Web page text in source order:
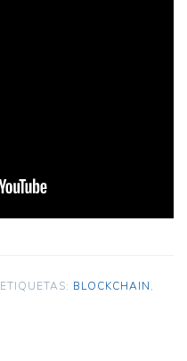
ETIQUETAS: BLOCKCHAIN,